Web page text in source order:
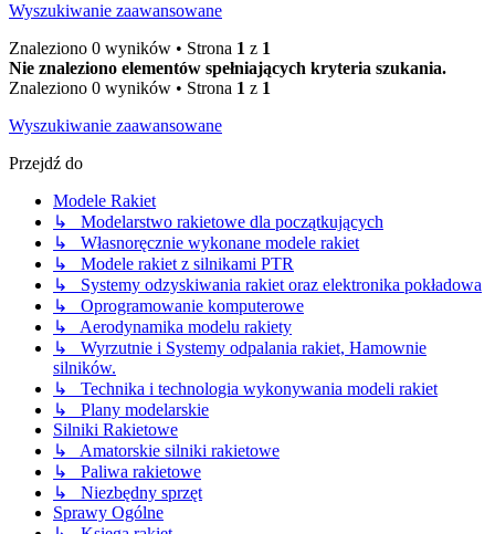
Wyszukiwanie zaawansowane
Znaleziono 0 wyników • Strona 1 z 1
Nie znaleziono elementów spełniających kryteria szukania.
Znaleziono 0 wyników • Strona 1 z 1
Wyszukiwanie zaawansowane
Przejdź do
Modele Rakiet
↳ Modelarstwo rakietowe dla początkujących
↳ Własnoręcznie wykonane modele rakiet
↳ Modele rakiet z silnikami PTR
↳ Systemy odzyskiwania rakiet oraz elektronika pokładowa
↳ Oprogramowanie komputerowe
↳ Aerodynamika modelu rakiety
↳ Wyrzutnie i Systemy odpalania rakiet, Hamownie
silników.
↳ Technika i technologia wykonywania modeli rakiet
↳ Plany modelarskie
Silniki Rakietowe
↳ Amatorskie silniki rakietowe
↳ Paliwa rakietowe
↳ Niezbędny sprzęt
Sprawy Ogólne